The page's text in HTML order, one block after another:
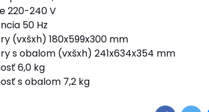
220-240 V
50 Hz
(vxšxh) 180x599x300 mm
s obalom (vxšxh) 241x634x354 mm
6,0 kg
s obalom 7,2 kg